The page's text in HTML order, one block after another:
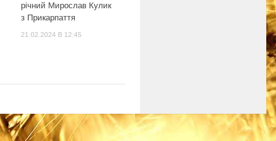
річний Мирослав Кулик
з Прикарпаття
21.02.2024 В 12:45